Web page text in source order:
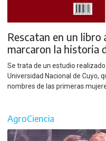
Rescatan en un libro
marcaron la historia
Se trata de un estudio
Universidad Nacional de Cuyo,
nombres de las primeras
AgroCiencia